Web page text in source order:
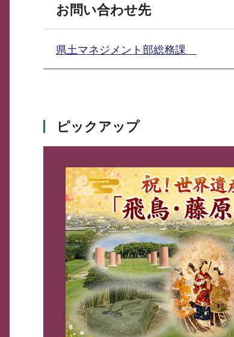
お問い合わせ先
県土マネジメント部総務課
ピックアップ